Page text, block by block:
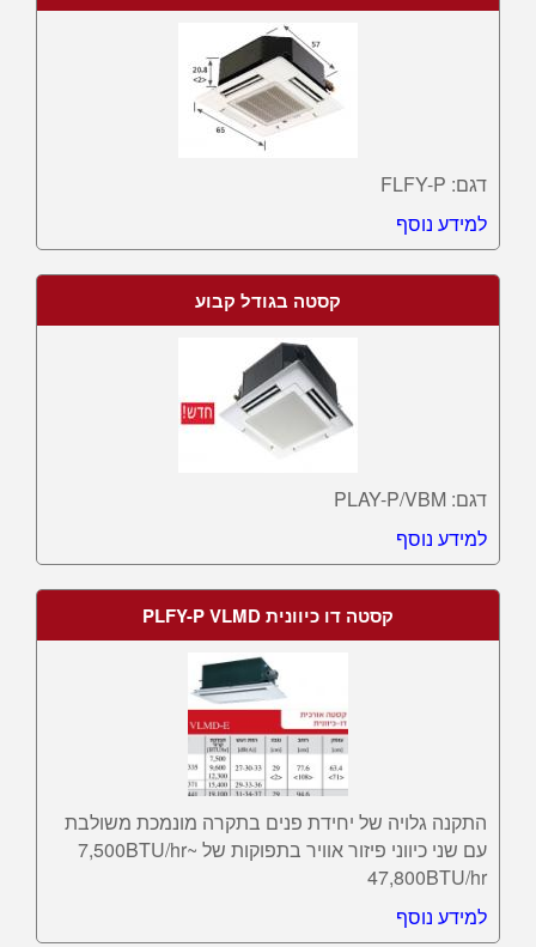
דגם: FLFY-P
למידע נוסף
קסטה בגודל קבוע
דגם: PLAY-P/VBM
למידע נוסף
קסטה דו כיוונית PLFY-P VLMD
התקנה גלויה של יחידת פנים בתקרה מונמכת משולבת
עם שני כיווני פיזור אוויר בתפוקות של 7,500BTU/hr~
47,800BTU/hr
למידע נוסף